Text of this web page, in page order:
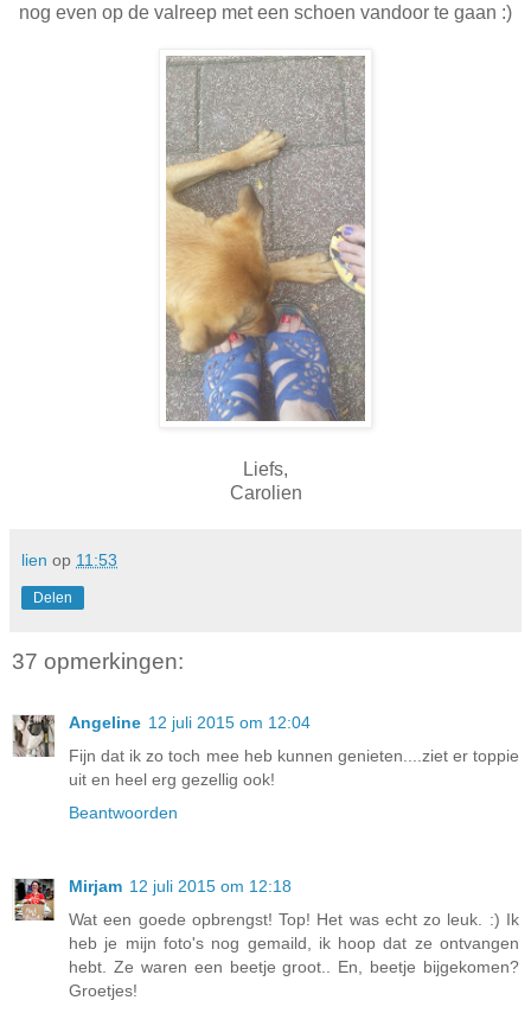
nog even op de valreep met een schoen vandoor te gaan :)
Liefs,
Carolien
lien op 11:53
Delen
37 opmerkingen:
Angeline 12 juli 2015 om 12:04
Fijn dat ik zo toch mee heb kunnen genieten....ziet er toppie
uit en heel erg gezellig ook!
Beantwoorden
Mirjam 12 juli 2015 om 12:18
Wat een goede opbrengst! Top! Het was echt zo leuk. :) Ik
heb je mijn foto's nog gemaild, ik hoop dat ze ontvangen
hebt. Ze waren een beetje groot.. En, beetje bijgekomen?
Groetjes!